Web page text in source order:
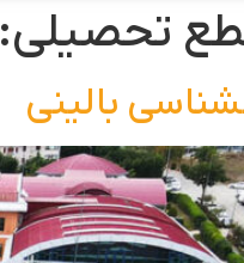
تحصیلی:
بالینی